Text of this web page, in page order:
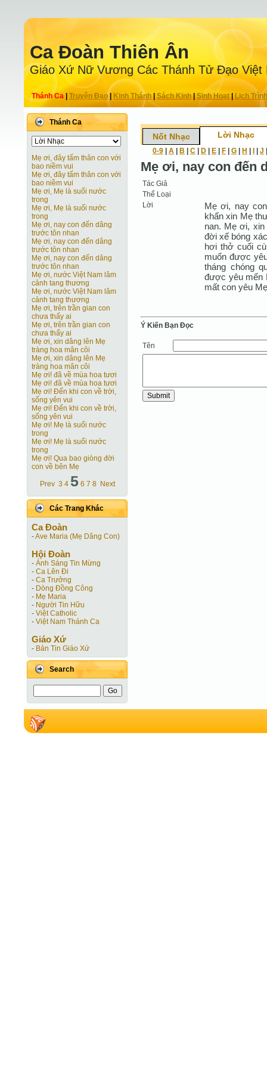
Ca Ðoàn Thiên Ân
Giáo Xứ Nữ Vương Các Thánh Tử Ðạo Việt
Thánh Ca Truyện Ðạo| Kinh Thánh Sách Kinh|Sinh Hoạt| Lịch Trình
Thánh Ca
Mẹ ơi, đây tấm thân con với
bao niềm vui
Mẹ ơi, đây tấm thân con với
bao niềm vui
Mẹ ơi, Mẹ là suối nước
trong
Mẹ ơi, Mẹ là suối nước
trong
Mẹ ơi, nay con đến dâng
trước tôn nhan
Mẹ ơi, nay con đến dâng
trước tôn nhan
Mẹ ơi, nay con đến dâng
trước tôn nhan
Mẹ ơi, nước Việt Nam lâm
cảnh tang thương
Mẹ ơi, nước Việt Nam lâm
cảnh tang thương
Mẹ ơi, trên trần gian con
chưa thấy ai
Mẹ ơi, trên trần gian con
chưa thấy ai
Mẹ ơi, xin dâng lên Mẹ
tràng hoa mân côi
Mẹ ơi, xin dâng lên Mẹ
tràng hoa mân côi
Mẹ ơi! đã về mùa hoa tươi
Mẹ ơi! đã về mùa hoa tươi
Mẹ ơi! Ðến khi con về trời,
sống yên vui
Mẹ ơi! Ðến khi con về trời,
sống yên vui
Mẹ ơi! Mẹ là suối nước
trong
Mẹ ơi! Mẹ là suối nước
trong
Mẹ ơi! Qua bao giòng đời
con về bên Mẹ
Prev 3 4 5 6 7 8 Next
Các Trang Khác
Ca Ðoàn
-Ave Maria (Mẹ Dâng Con)
Hội Ðoàn
- Ánh Sáng Tin Mừng
- Ca Lên Đi
- Ca Trưởng
- Dòng Đồng Công
- Mẹ Maria
- Người Tin Hữu
- Việt Catholic
- Việt Nam Thánh Ca
Giáo Xứ
- Bản Tin Giáo Xứ
Search
Nốt Nhạc Lời Nhạc
0-9 A B C D E F G H J
Mẹ ơi, nay con đến
Tác Giả
Thể Loại
Lời
Mẹ ơi, nay
khấn xin Mẹ
nan. Mẹ ơi, xin
đời xế bóng
hơi thở cuối
muốn được
tháng chóng
được yêu mến
mất con yêu
Ý Kiến Bạn Ðọc
Tên